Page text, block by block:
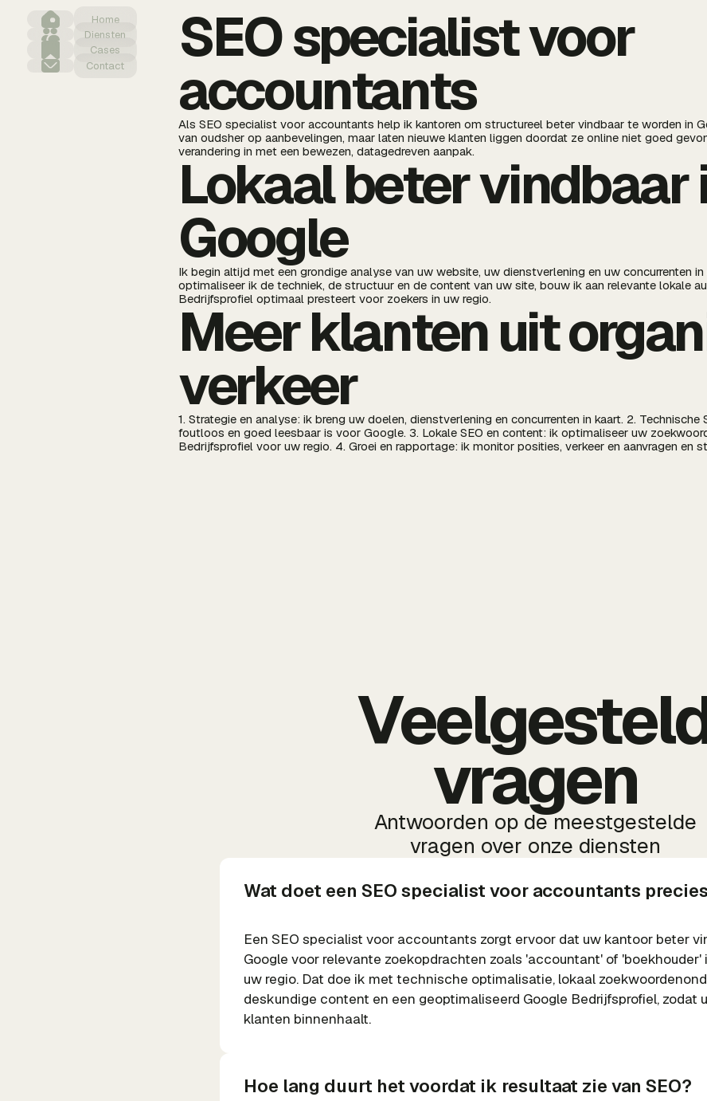
Home
Diensten
Cases
Contact
SEO specialist voor
accountants
Als SEO specialist voor accountants help ik kantoren om structureel beter vindbaar te worden in
van oudsher op aanbevelingen, maar laten nieuwe klanten liggen doordat ze online niet goed
verandering in met een bewezen, datagedreven aanpak.
Lokaal beter vindbaar
Google
Ik begin altijd met een grondige analyse van uw website, uw dienstverlening en uw concurrenten
optimaliseer ik de techniek, de structuur en de content van uw site, bouw ik aan relevante lokale
Bedrijfsprofiel optimaal presteert voor zoekers in uw regio.
Meer klanten uit
verkeer
1. Strategie en analyse: ik breng uw doelen, dienstverlening en concurrenten in kaart. 2.
foutloos en goed leesbaar is voor Google. 3. Lokale SEO en content: ik optimaliseer uw
Bedrijfsprofiel voor uw regio. 4. Groei en rapportage: ik monitor posities, verkeer en aanvragen en
vragen
Antwoorden op de meestgestelde
vragen over onze diensten
Wat doet een SEO specialist voor accountants
Een SEO specialist voor accountants zorgt ervoor dat uw kantoor beter
Google voor relevante zoekopdrachten zoals 'accountant' of
uw regio. Dat doe ik met technische optimalisatie, lokaal
deskundige content en een geoptimaliseerd Google Bedrijfsprofiel, zodat
klanten binnenhaalt.
Hoe lang duurt het voordat ik resultaat zie van SEO?